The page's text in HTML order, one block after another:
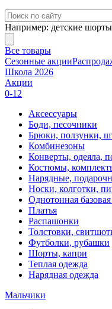
Например: детские шорты
Все товары
Сезонные акции
Школа 2026
Акции
0-12
Аксессуары
Боди, песочники
Брюки, ползунки,
Комбинезоны
Конверты, одеяла,
Костюмы,
Нарядные,
Носки, колготки,
Однотонная
Платья
Распашонки
Толстовки,
Футболки, рубашки
Шорты, капри
Теплая одежда
Нарядная одежда
Мальчики